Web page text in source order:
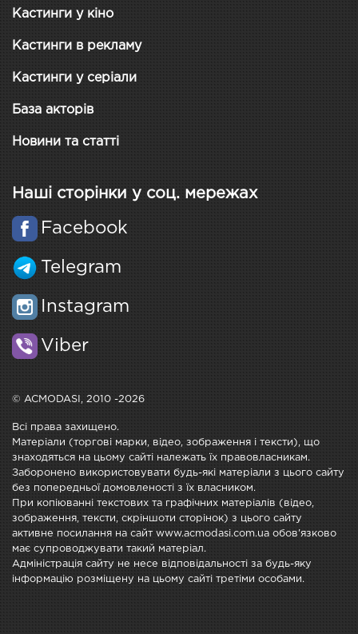
Кастинги у кіно
Кастинги в рекламу
Кастинги у серіали
База акторів
Новини та статті
Наші сторінки у соц. мережах
Facebook
Telegram
Instagram
Viber
© ACMODASI, 2010 -2026
Всі права захищено.
Матеріали (торгові марки, відео, зображення і тексти), що
знаходяться на цьому сайті належать їх правовласникам.
Заборонено використовувати будь-які матеріали з цього сайту
без попередньої домовленості з їх власником.
При копіюванні текстових та графічних матеріалів (відео,
зображення, тексти, скріншоти сторінок) з цього сайту
активне посилання на сайт www.acmodasi.com.ua обов'язково
має супроводжувати такий матеріал.
Адміністрація сайту не несе відповідальності за будь-яку
інформацію розміщену на цьому сайті третіми особами.